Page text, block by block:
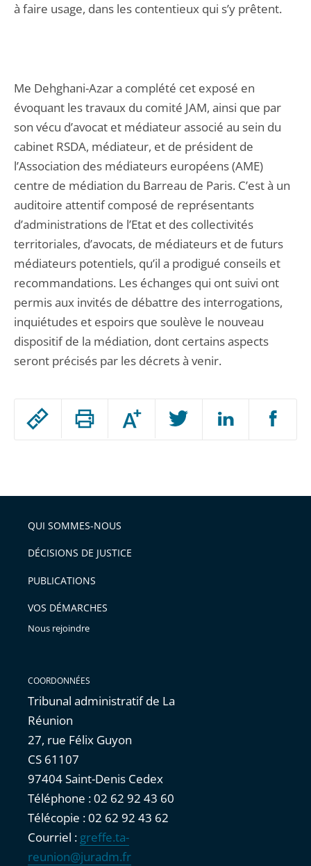
Passer
arriver
après
Augmenter
ou
l'article
pour
avant
à faire usage, dans les contentieux qui s’y prêtent.
Me Dehghani-Azar a complété cet exposé en
évoquant les travaux du comité JAM, ainsi que par
son vécu d’avocat et médiateur associé au sein du
cabinet RSDA, médiateur, et de président de
l’Association des médiateurs européens (AME)
centre de médiation du Barreau de Paris. C’est à un
auditoire attentif composé de représentants
d’administrations de l’Etat et des collectivités
territoriales, d’avocats, de médiateurs et de futurs
médiateurs potentiels, qu’il a prodigué conseils et
recommandations. Les échanges qui ont suivi ont
permis aux invités de débattre des interrogations,
inquiétudes et espoirs que soulève le nouveau
dispositif de la médiation, dont certains aspects
seront précisés par les décrets à venir.
QUI SOMMES-NOUS
DÉCISIONS DE JUSTICE
PUBLICATIONS
VOS DÉMARCHES
Nous rejoindre
COORDONNÉES
Tribunal administratif de La
Réunion
27, rue Félix Guyon
CS 61107
97404 Saint-Denis Cedex
Téléphone : 02 62 92 43 60
Télécopie : 02 62 92 43 62
Courriel : greffe.ta-
reunion@juradm.fr